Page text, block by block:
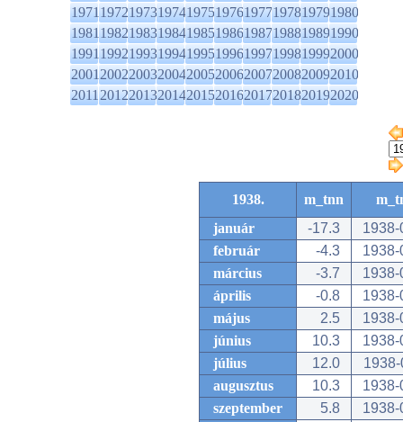
1971197219731974197519761977197819791980
1981198219831984198519861987198819891990
1991199219931994199519961997199819992000
2001200220032004200520062007200820092010
2011201220132014201520162017201820192020
1938. m_tnn
január
-17.3
1938-
február
-4.3
1938-
március
-3.7
1938-
április
-0.8
1938-
május
2.5
1938-
június
10.3
1938-
július
12.0
augusztus
10.3
1938-
szeptember
5.8
1938-